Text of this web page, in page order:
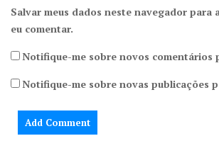
Salvar meus dados neste navegador para
eu comentar.
Notifique-me sobre novos comentários
Notifique-me sobre novas publicações